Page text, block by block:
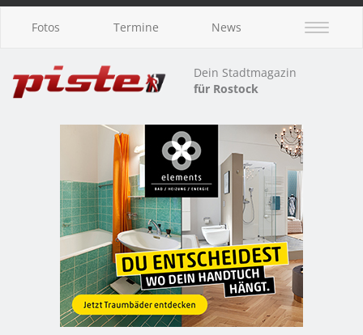
Fotos Termine News
Dein Stadtmagazin
für Rostock